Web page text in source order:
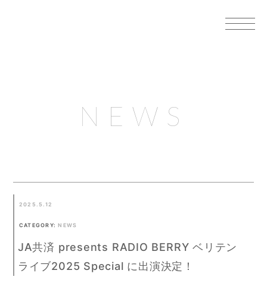
NEWS
2025.5.12
CATEGORY: NEWS
JA共済 presents RADIO BERRY ベリテン
ライブ2025 Special に出演決定！